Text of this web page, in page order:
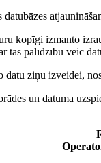
kopīgi izmanto
tās palīdzību veic
ziņu izveidei,
un datuma